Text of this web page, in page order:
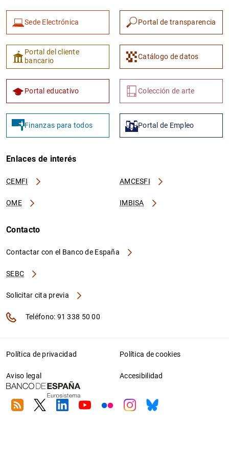
Sede Electrónica Portal de transparencia
Portal del cliente
bancario
Catálogo de datos
Portal educativo Colección de arte
Finanzas para todos Portal de Empleo
Enlaces de interés
CEMFI AMCESFI
OME IMBISA
Contacto
Contactar con el Banco de España
SEBC
Solicitar cita previa
Teléfono: 91 338 50 00
Política de privacidad Política de cookies
Aviso legal Accesibilidad
RSS TwitterLinkedin
YoutubeFlickrInstagram
Bluesky